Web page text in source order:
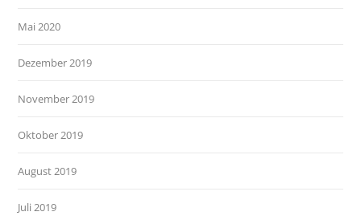
Mai 2020
Dezember 2019
November 2019
Oktober 2019
August 2019
Juli 2019